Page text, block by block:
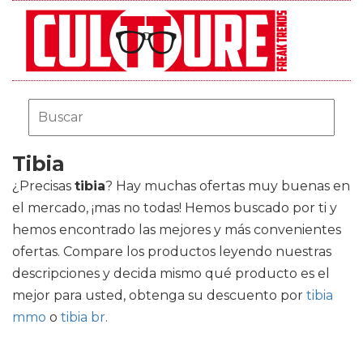
Tibia
¿Precisas tibia? Hay muchas ofertas muy buenas en
el mercado, ¡mas no todas! Hemos buscado por ti y
hemos encontrado las mejores y más convenientes
ofertas. Compare los productos leyendo nuestras
descripciones y decida mismo qué producto es el
mejor para usted, obtenga su descuento por tibia
mmo o tibia br.